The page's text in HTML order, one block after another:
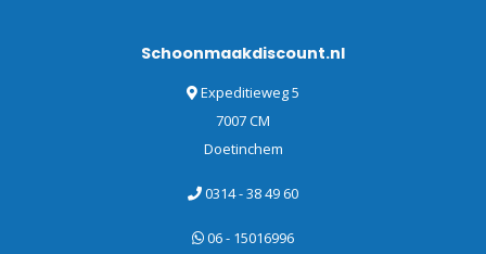
Schoonmaakdiscount.nl
Expeditieweg 5
7007 CM
Doetinchem
0314 - 38 49 60
06 - 15016996